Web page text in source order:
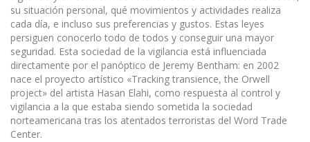
su situación personal, qué movimientos y actividades realiza
cada día, e incluso sus preferencias y gustos. Estas leyes
persiguen conocerlo todo de todos y conseguir una mayor
seguridad. Esta sociedad de la vigilancia está influenciada
directamente por el panóptico de Jeremy Bentham: en 2002
nace el proyecto artístico «Tracking transience, the Orwell
project» del artista Hasan Elahi, como respuesta al control y
vigilancia a la que estaba siendo sometida la sociedad
norteamericana tras los atentados terroristas del Word Trade
Center.